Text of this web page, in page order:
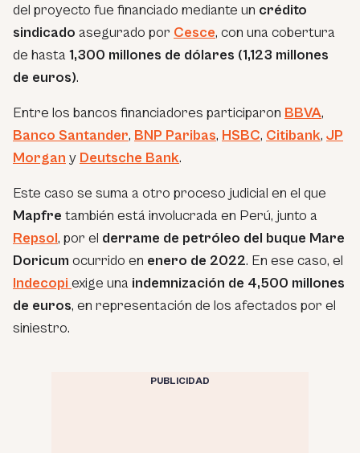
del proyecto fue financiado mediante un crédito
sindicado asegurado por Cesce, con una cobertura
de hasta 1,300 millones de dólares (1,123 millones
de euros).
Entre los bancos financiadores participaron BBVA,
Banco Santander, BNP Paribas, HSBC, Citibank, JP
Morgan y Deutsche Bank.
Este caso se suma a otro proceso judicial en el que
Mapfre también está involucrada en Perú, junto a
Repsol, por el derrame de petróleo del buque Mare
Doricum ocurrido en enero de 2022. En ese caso, el
Indecopi exige una indemnización de 4,500 millones
de euros, en representación de los afectados por el
siniestro.
PUBLICIDAD